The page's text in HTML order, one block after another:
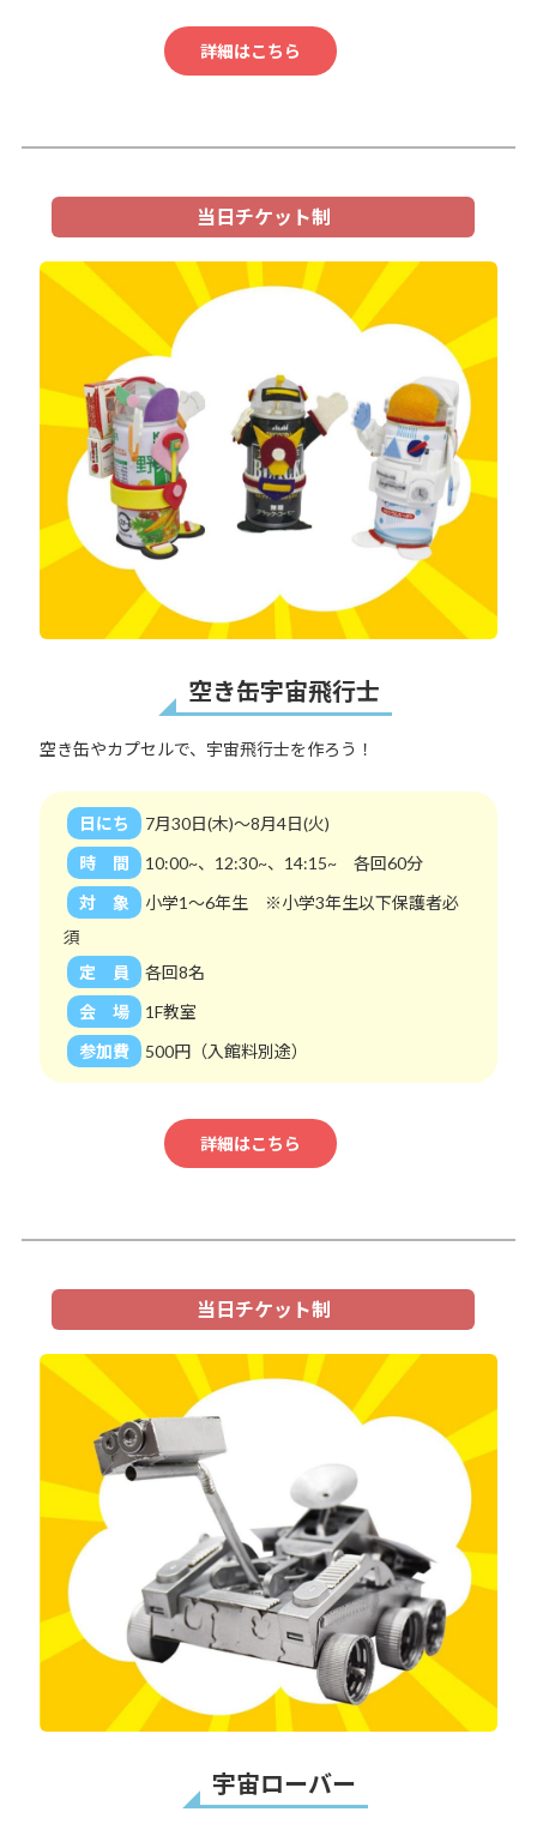
詳細はこちら
当日チケット制
空き缶宇宙飛行士
空き缶やカプセルで、宇宙飛行士を作ろう！
日にち
7月30日(木)～8月4日(火)
時 間
10:00~、12:30~、14:15~ 各回60分
対 象
小学1～6年生 ※小学3年生以下保護者必
須
定 員
各回8名
会 場
1F教室
参加費
500円（入館料別途）
詳細はこちら
当日チケット制
宇宙ローバー